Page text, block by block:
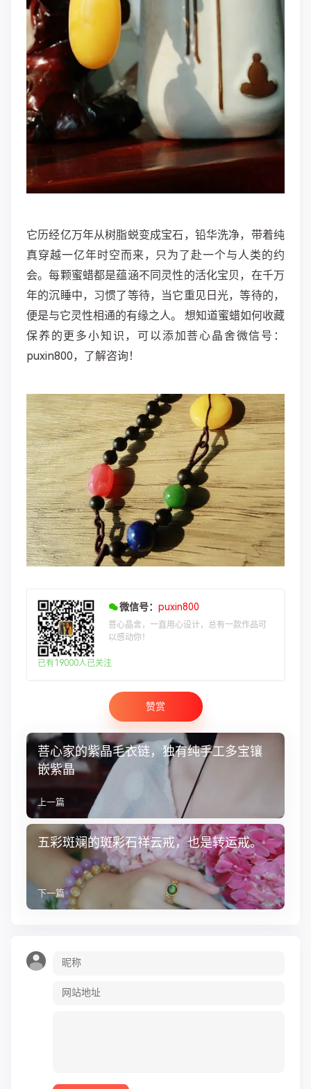
它历经亿万年从树脂蜕变成宝石，铅华洗净，带着纯
真穿越一亿年时空而来，只为了赴一个与人类的约
会。每颗蜜蜡都是蕴涵不同灵性的活化宝贝，在千万
年的沉睡中，习惯了等待，当它重见日光，等待的，
便是与它灵性相通的有缘之人。 想知道蜜蜡如何收藏
保养的更多小知识，可以添加菩心晶舍微信号：
puxin800，了解咨询！
微信号： puxin800
菩心晶舍，一直用心设计，总有一款作品可
以感动你！
已有19000人已关注
赞赏
菩心家的紫晶毛衣链，独有纯手工多宝镶
嵌紫晶
上一篇
五彩斑斓的斑彩石祥云戒，也是转运戒。
下一篇